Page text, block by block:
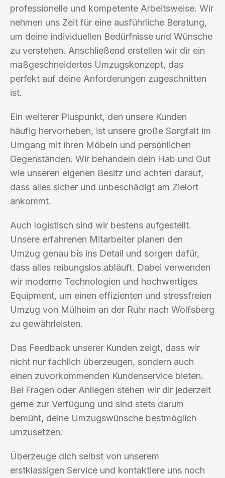
professionelle und kompetente Arbeitsweise. Wir
nehmen uns Zeit für eine ausführliche Beratung,
um deine individuellen Bedürfnisse und Wünsche
zu verstehen. Anschließend erstellen wir dir ein
maßgeschneidertes Umzugskonzept, das
perfekt auf deine Anforderungen zugeschnitten
ist.
Ein weiterer Pluspunkt, den unsere Kunden
häufig hervorheben, ist unsere große Sorgfalt im
Umgang mit ihren Möbeln und persönlichen
Gegenständen. Wir behandeln dein Hab und Gut
wie unseren eigenen Besitz und achten darauf,
dass alles sicher und unbeschädigt am Zielort
ankommt.
Auch logistisch sind wir bestens aufgestellt.
Unsere erfahrenen Mitarbeiter planen den
Umzug genau bis ins Detail und sorgen dafür,
dass alles reibungslos abläuft. Dabei verwenden
wir moderne Technologien und hochwertiges
Equipment, um einen effizienten und stressfreien
Umzug von Mülheim an der Ruhr nach Wolfsberg
zu gewährleisten.
Das Feedback unserer Kunden zeigt, dass wir
nicht nur fachlich überzeugen, sondern auch
einen zuvorkommenden Kundenservice bieten.
Bei Fragen oder Anliegen stehen wir dir jederzeit
gerne zur Verfügung und sind stets darum
bemüht, deine Umzugswünsche bestmöglich
umzusetzen.
Überzeuge dich selbst von unserem
erstklassigen Service und kontaktiere uns noch